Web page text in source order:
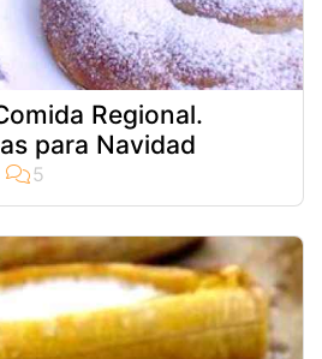
Regional.
para Navidad